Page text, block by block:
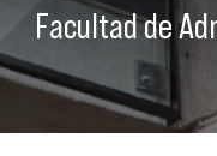
Facultad de